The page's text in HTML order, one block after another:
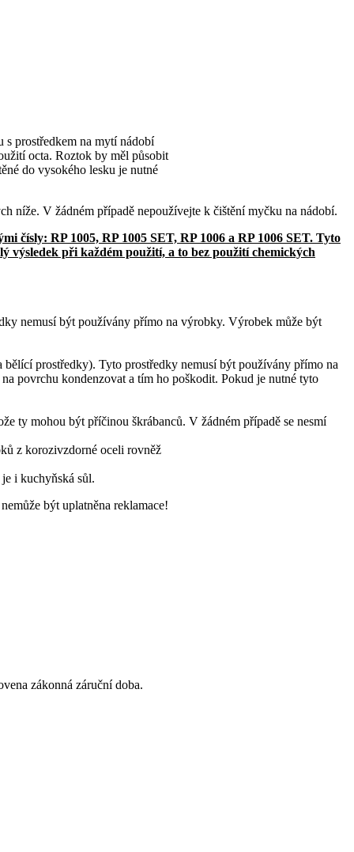
prostředkem na mytí nádobí
octa. Roztok by měl působit
do vysokého lesku je nutné
níže. V žádném případě nepoužívejte k čištění myčku na nádobí.
čísly: RP 1005, RP 1005 SET, RP 1006 a RP 1006 SET. Tyto
při každém použití, a to bez použití chemických
nemusí být používány přímo na výrobky. Výrobek může být
prostředky). Tyto prostředky nemusí být používány přímo na
povrchu kondenzovat a tím ho poškodit. Pokud je nutné tyto
ty mohou být příčinou škrábanců. V žádném případě se nesmí
z korozivzdorné oceli rovněž
i kuchyňská sůl.
být uplatněna reklamace!
zákonná záruční doba.